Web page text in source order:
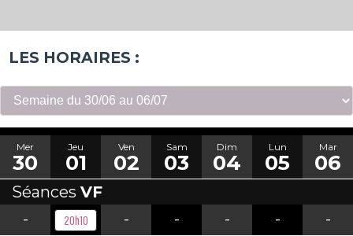
LES HORAIRES :
Mer
30
Jeu
01
Ven
02
Sam
03
Dim
04
Lun
05
Mar
06
Séances VF
-
20h10 - - - - -